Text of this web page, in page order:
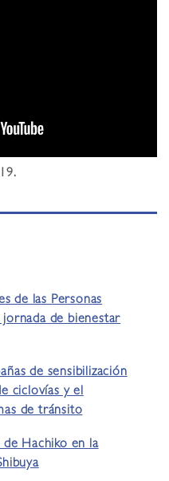
de las Personas
de bienestar
de sensibilización
ciclovías y el
de tránsito
Hachiko en la